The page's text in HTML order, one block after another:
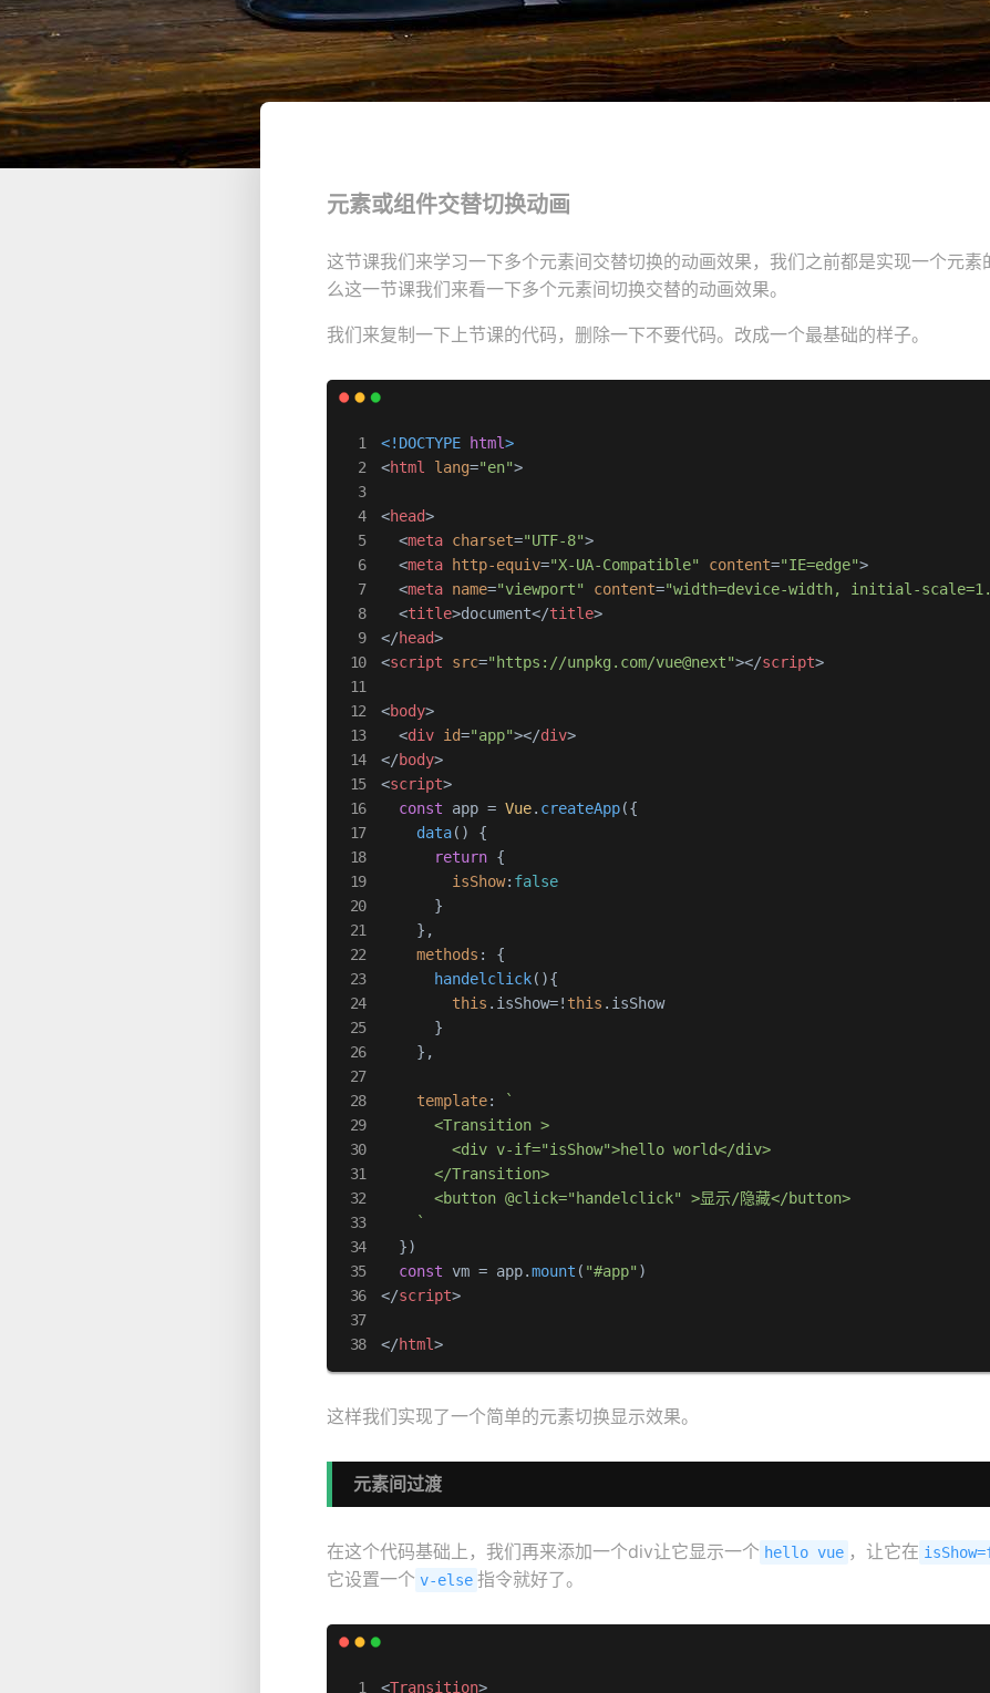
元素或组件交替切换动画
这节课我们来学习一下多个元素间交替切换的动画效果，我们之前都是实现一个元素
么这一节课我们来看一下多个元素间切换交替的动画效果。
我们来复制一下上节课的代码，删除一下不要代码。改成一个最基础的样子。
<!DOCTYPE html>
<html lang="en">
<head>
<meta charset="UTF-8">
<meta http-equiv="X-UA-Compatible" content="IE=edge">
<meta name="viewport" content="width=device-width, initial-
<title>document</title>
</head>
<script src="https://unpkg.com/vue@next"></script>
<body>
<div id="app"></div>
</body>
<script>
const app = Vue. createApp({
data( ) {
return {
isShow: false
      }
    },
methods : {
handelclick( ){
this . isShow=! this . isShow
      }
    },
template:
`
      <Transition >
        <div v-if="isShow">hello world</div>
      </Transition>
      <button @click="handelclick" >显示/隐藏</button>
    `
  })
const vm = app.mount ( "#app"
</script>
</html>
这样我们实现了一个简单的元素切换显示效果。
元素间过渡
在这个代码基础上，我们再来添加一个div让它显示一个 hello vue ，让它在
它设置一个 v-else 指令就好了。
<Transition>